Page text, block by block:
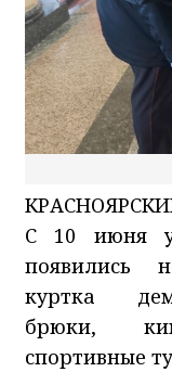
С 10 июня у
появились
куртка
брюки,
спортивные